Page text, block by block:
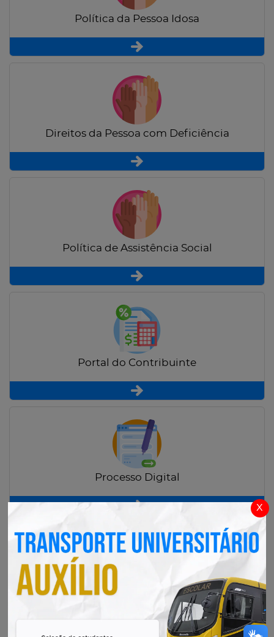
x
Política da Pessoa Idosa
Direitos da Pessoa com Deficiência
Política de Assistência Social
Portal do Contribuinte
Processo Digital
Radar Transparência Pública